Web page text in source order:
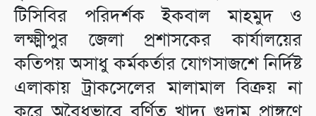
টিসিবির পরিদর্শক ইকবাল মাহমুদ ও
লক্ষ্মীপুর জেলা প্রশাসকের কার্যালয়ের
কতিপয় অসাধু কর্মকর্তার যোগসাজশে নির্দিষ্ট
এলাকায় ট্রাকসেলের মালামাল বিক্রয় না